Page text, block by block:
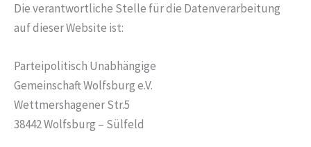
Die verantwortliche Stelle für die Datenverarbeitung
auf dieser Website ist:
Parteipolitisch Unabhängige
Gemeinschaft Wolfsburg e.V.
Wettmershagener Str.5
38442 Wolfsburg – Sülfeld